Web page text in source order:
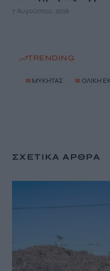
7 Αυγούστου, 2026
TRENDING
# ΜΥΚΗΤΑΣ # ΟΛΙΚΗ
ΣΧΕΤΙΚΆ ΆΡΘΡΑ